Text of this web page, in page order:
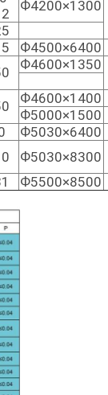
Ф4200×1300
Ф4500×6400
Ф4600×1350
Ф4600×1400
Ф5000×1500
Ф5030×6400
Ф5030×8300
Ф5500×8500